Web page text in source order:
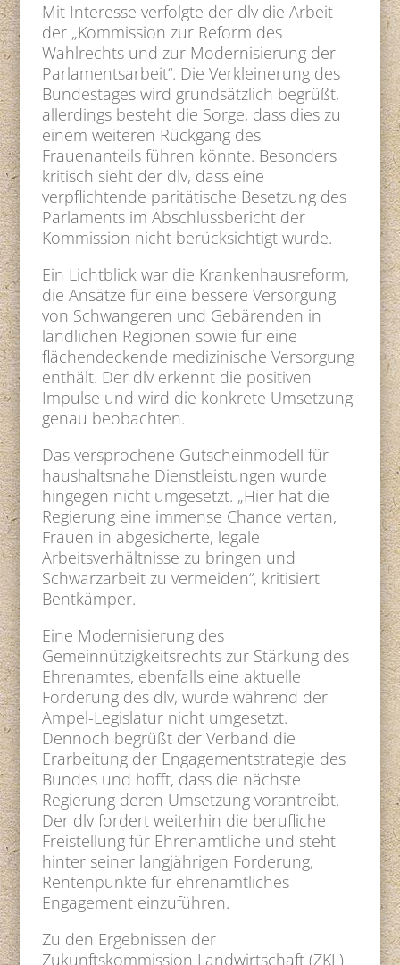
Mit Interesse verfolgte der dlv die Arbeit
der „Kommission zur Reform des
Wahlrechts und zur Modernisierung der
Parlamentsarbeit“. Die Verkleinerung des
Bundestages wird grundsätzlich begrüßt,
allerdings besteht die Sorge, dass dies zu
einem weiteren Rückgang des
Frauenanteils führen könnte. Besonders
kritisch sieht der dlv, dass eine
verpflichtende paritätische Besetzung des
Parlaments im Abschlussbericht der
Kommission nicht berücksichtigt wurde.
Ein Lichtblick war die Krankenhausreform,
die Ansätze für eine bessere Versorgung
von Schwangeren und Gebärenden in
ländlichen Regionen sowie für eine
flächendeckende medizinische Versorgung
enthält. Der dlv erkennt die positiven
Impulse und wird die konkrete Umsetzung
genau beobachten.
Das versprochene Gutscheinmodell für
haushaltsnahe Dienstleistungen wurde
hingegen nicht umgesetzt. „Hier hat die
Regierung eine immense Chance vertan,
Frauen in abgesicherte, legale
Arbeitsverhältnisse zu bringen und
Schwarzarbeit zu vermeiden“, kritisiert
Bentkämper.
Eine Modernisierung des
Gemeinnützigkeitsrechts zur Stärkung des
Ehrenamtes, ebenfalls eine aktuelle
Forderung des dlv, wurde während der
Ampel-Legislatur nicht umgesetzt.
Dennoch begrüßt der Verband die
Erarbeitung der Engagementstrategie des
Bundes und hofft, dass die nächste
Regierung deren Umsetzung vorantreibt.
Der dlv fordert weiterhin die berufliche
Freistellung für Ehrenamtliche und steht
hinter seiner langjährigen Forderung,
Rentenpunkte für ehrenamtliches
Engagement einzuführen.
Zu den Ergebnissen der
Zukunftskommission Landwirtschaft (ZKL)